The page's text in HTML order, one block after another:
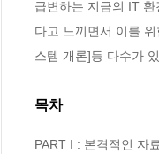
급변하는 지금의 IT
다고 느끼면서 이를
스템 개론]등 다수가
목차
PART I : 본격적인 자